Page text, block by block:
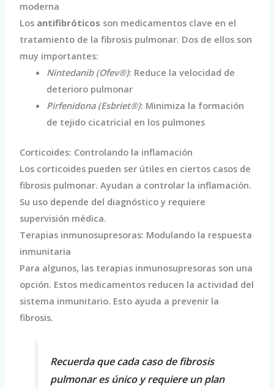
moderna
Los antifibróticos son medicamentos clave en el
tratamiento de la fibrosis pulmonar. Dos de ellos son
muy importantes:
Nintedanib (Ofev®): Reduce la velocidad de
deterioro pulmonar
Pirfenidona (Esbriet®): Minimiza la formación
de tejido cicatricial en los pulmones
Corticoides: Controlando la inflamación
Los corticoides pueden ser útiles en ciertos casos de
fibrosis pulmonar. Ayudan a controlar la inflamación.
Su uso depende del diagnóstico y requiere
supervisión médica.
Terapias inmunosupresoras: Modulando la respuesta
inmunitaria
Para algunos, las terapias inmunosupresoras son una
opción. Estos medicamentos reducen la actividad del
sistema inmunitario. Esto ayuda a prevenir la
fibrosis.
Recuerda que cada caso de fibrosis
pulmonar es único y requiere un plan